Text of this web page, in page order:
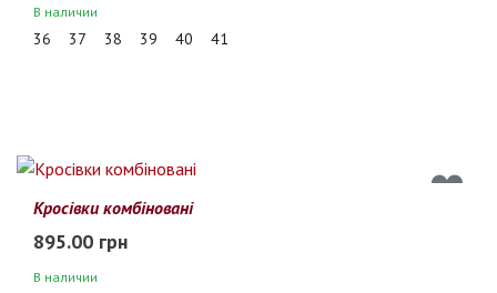
В наличии
36 37 38 39 40 41
Кросівки комбіновані
895.00 грн
В наличии